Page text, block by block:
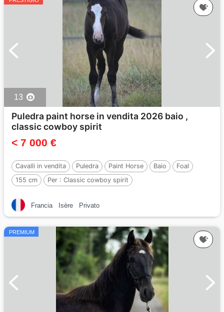
13
Puledra paint horse in vendita 2026 baio ,
classic cowboy spirit
< 7 000 €
Cavalli in vendita Puledra Paint Horse Baio
Foal
155 cm
Per : Classic cowboy spirit
Francia Isère Privato
PREMIUM